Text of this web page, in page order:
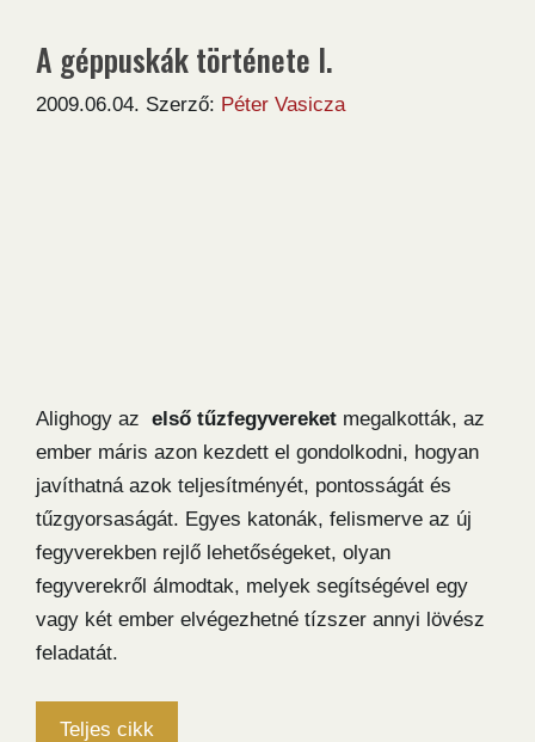
A géppuskák története I.
2009.06.04. Szerző: Péter Vasicza
Alighogy az első tűzfegyvereket megalkották, az
ember máris azon kezdett el gondolkodni, hogyan
javíthatná azok teljesítményét, pontosságát és
tűzgyorsaságát. Egyes katonák, felismerve az új
fegyverekben rejlő lehetőségeket, olyan
fegyverekről álmodtak, melyek segítségével egy
vagy két ember elvégezhetné tízszer annyi lövész
feladatát.
Teljes cikk